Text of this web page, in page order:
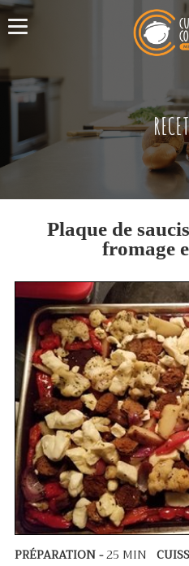
Plaque de
fromage
PRÉPARATION -25 MIN